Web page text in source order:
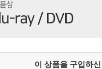
이 상품을 구입하신